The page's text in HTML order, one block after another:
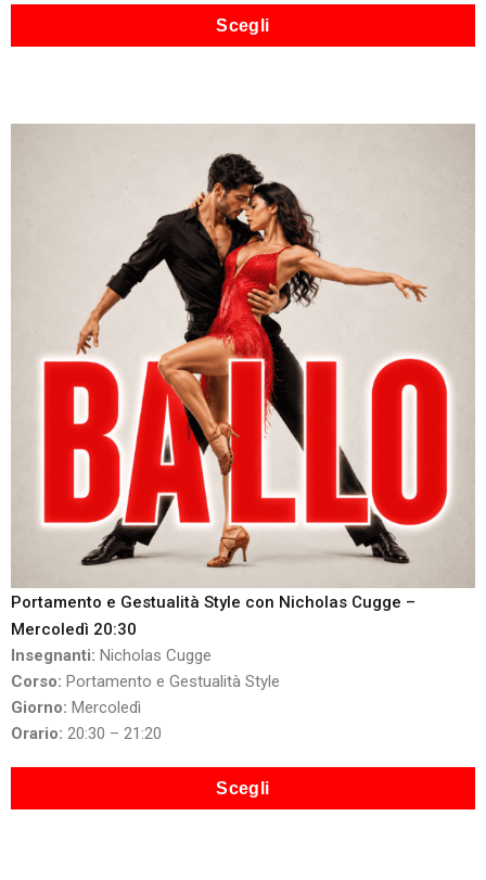
Scegli
Portamento e Gestualità Style con Nicholas Cugge –
Mercoledì 20:30
Insegnanti: Nicholas Cugge
Corso: Portamento e Gestualità Style
Giorno: Mercoledì
Orario: 20:30 – 21:20
Scegli